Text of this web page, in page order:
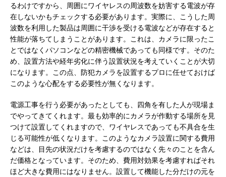
るわけですから、周囲にワイヤレスの周波数を妨害する電波が存
在しないかもチェックする必要があります。実際に、こうした周
波数を利用した製品は周囲に干渉を受ける電波などが存在すると
性能が落ちてしまうことがあります。これは、カメラに限ったこ
とではなくパソコンなどの精密機械であっても同様です。そのた
め、設置方法や経年劣化に伴う設置状況を考えていくことが大切
になります。この点、防犯カメラを設置するプロに任せておけば
このような心配をする必要性が無くなります。
電源工事を行う必要があったとしても、四角を有した人が現場ま
でやってきてくれます。最も効率的にカメラが作動する場所を見
つけて設置してくれますので、ワイヤレスであっても不具合を生
じる可能性が低くなります。このようなカメラ設置に関する費用
などは、目先の状況だけを考慮するのではなく先々のことを含ん
だ価格となっています。そのため、費用対効果を考慮すればそれ
ほど大きな費用にはなりません。設置して機能した分だけの元を